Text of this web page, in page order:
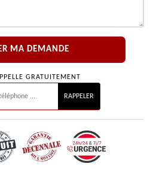
GRATUITEMENT